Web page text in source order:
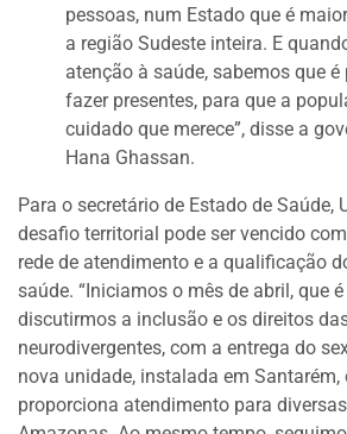
pessoas, num Estado que é
a região Sudeste inteira. E
atenção à saúde, sabemos que é
fazer presentes, para que a
cuidado que merece”, disse a
Hana Ghassan.
Para o secretário de Estado de Saúde,
desafio territorial pode ser vencido
rede de atendimento e a qualificação
saúde. “Iniciamos o mês de abril, que
discutirmos a inclusão e os direitos
neurodivergentes, com a entrega do
nova unidade, instalada em Santarém,
proporciona atendimento para